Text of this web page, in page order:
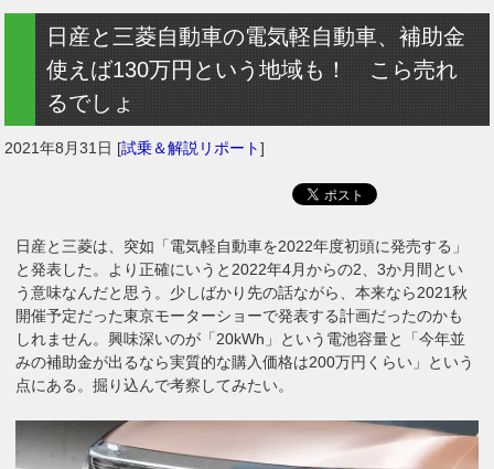
日産と三菱自動車の電気軽自動車、補助金
使えば130万円という地域も！ こら売れ
るでしょ
2021年8月31日 [試乗＆解説リポート]
日産と三菱は、突如「電気軽自動車を2022年度初頭に発売する」
と発表した。より正確にいうと2022年4月からの2、3か月間とい
う意味なんだと思う。少しばかり先の話ながら、本来なら2021秋
開催予定だった東京モーターショーで発表する計画だったのかも
しれません。興味深いのが「20kWh」という電池容量と「今年並
みの補助金が出るなら実質的な購入価格は200万円くらい」という
点にある。掘り込んで考察してみたい。